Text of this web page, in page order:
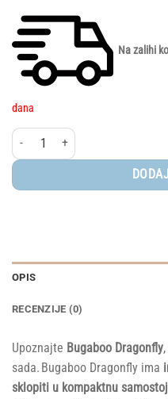
Na zalihi
dana
Bugaboo Dragonfly - komplet sa
OPIS
RECENZIJE (0)
Upoznajte Bugaboo Dragonfly
sada. Bugaboo Dragonfly ima
sklopiti u kompaktnu